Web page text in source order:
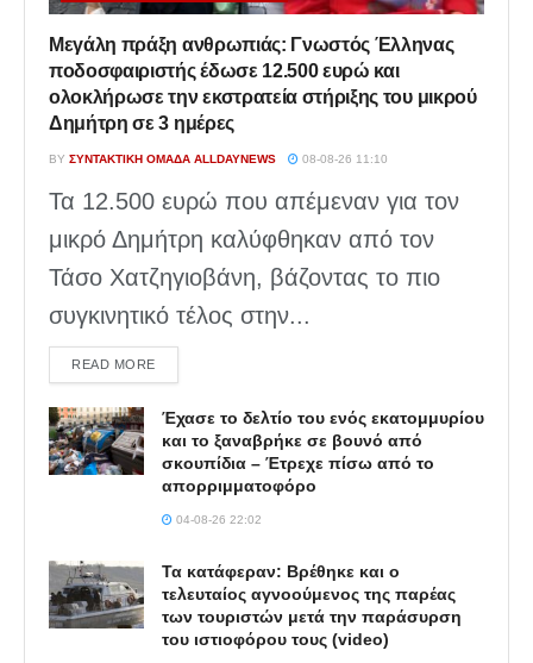
Μεγάλη πράξη ανθρωπιάς: Γνωστός Έλληνας
ποδοσφαιριστής έδωσε 12.500 ευρώ και
ολοκλήρωσε την εκστρατεία στήριξης του μικρού
Δημήτρη σε 3 ημέρες
BY ΣΥΝΤΑΚΤΙΚΉ ΟΜΆΔΑ ALLDAYNEWS 08-08-26 11:10
Τα 12.500 ευρώ που απέμεναν για τον
μικρό Δημήτρη καλύφθηκαν από τον
Τάσο Χατζηγιοβάνη, βάζοντας το πιο
συγκινητικό τέλος στην...
READ MOREDETAILS
Έχασε το δελτίο του ενός εκατομμυρίου
και το ξαναβρήκε σε βουνό από
σκουπίδια – Έτρεχε πίσω από το
απορριμματοφόρο
04-08-26 22:02
Τα κατάφεραν: Βρέθηκε και ο
τελευταίος αγνοούμενος της παρέας
των τουριστών μετά την παράσυρση
του ιστιοφόρου τους (video)